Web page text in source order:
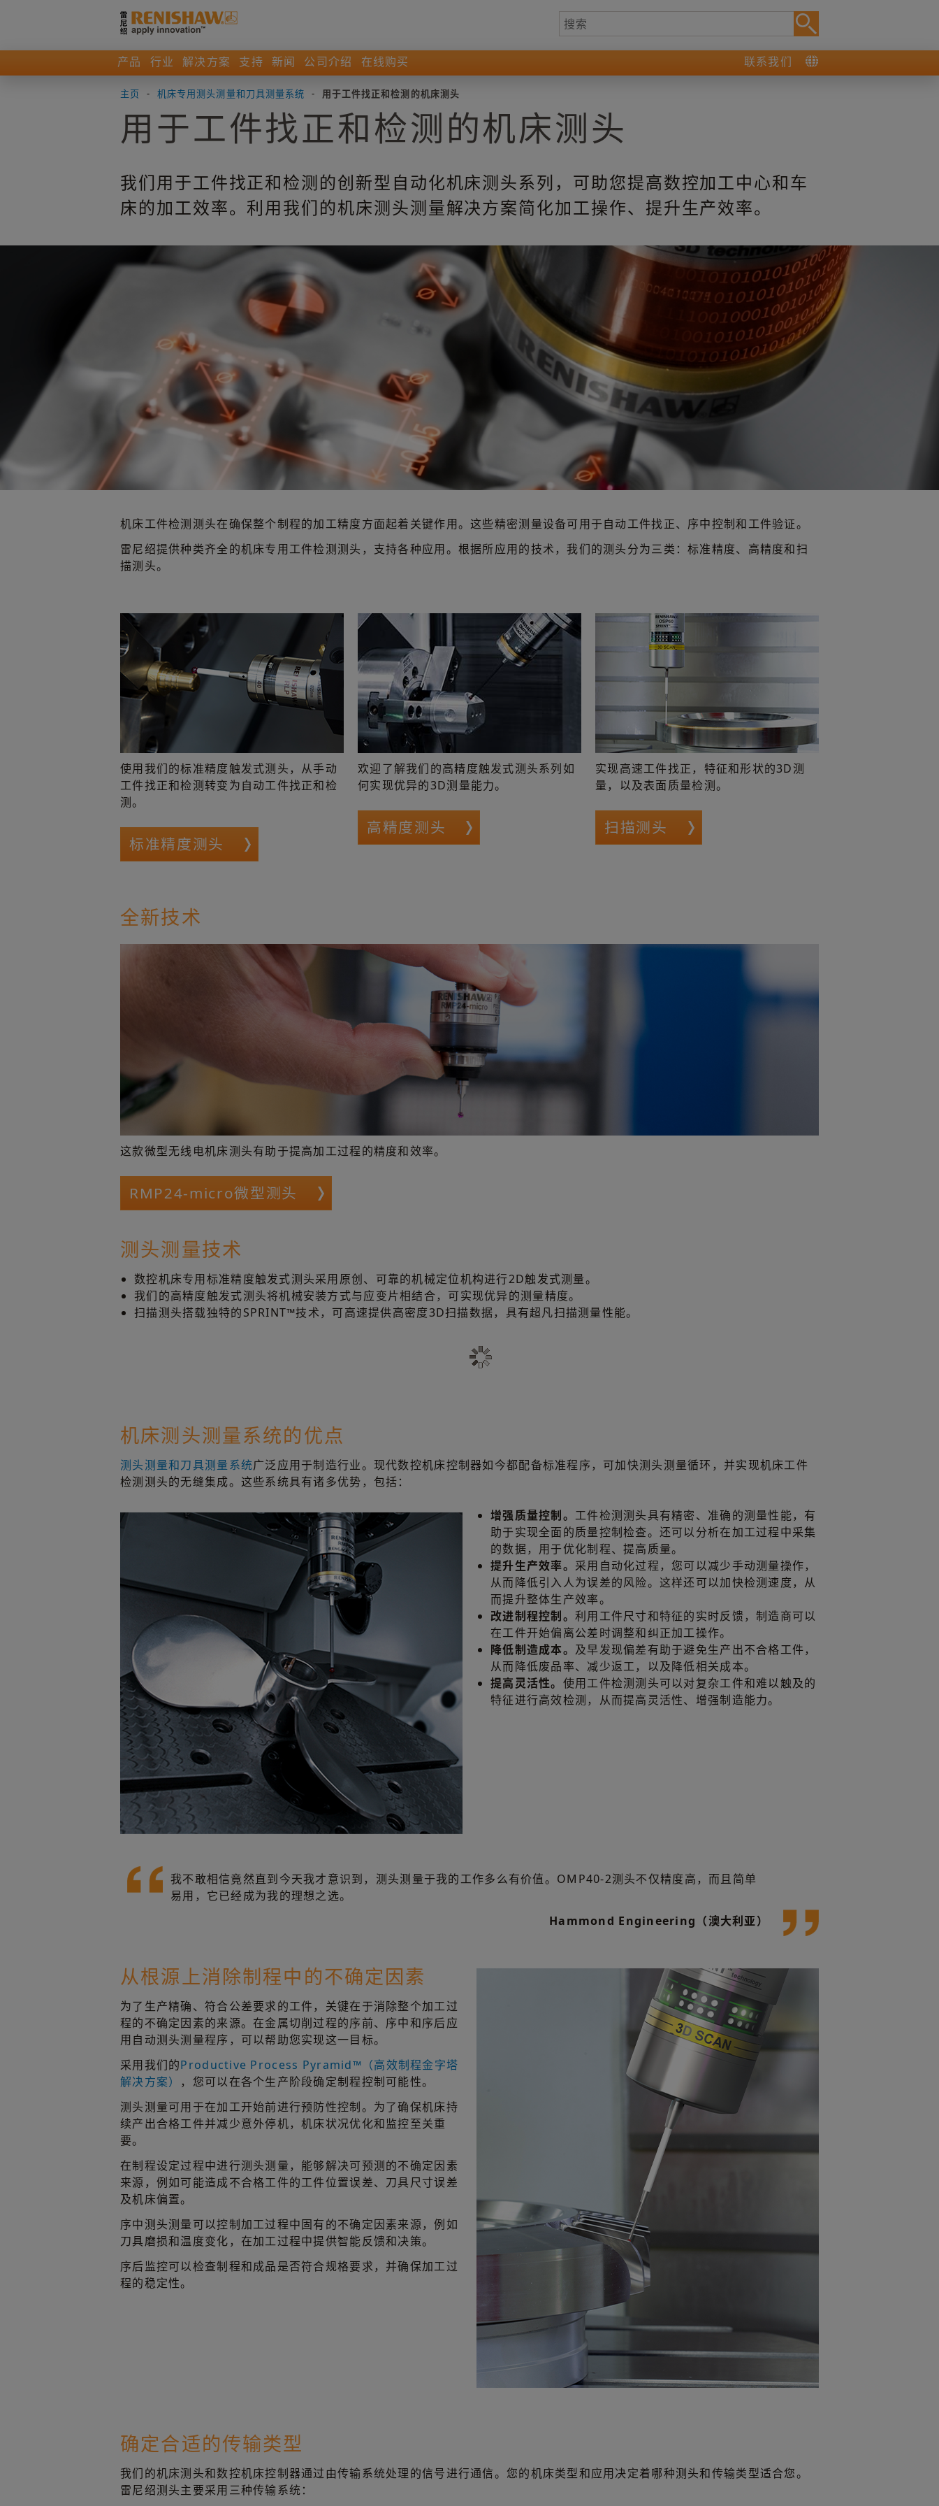
产品 行业 解决方案 支持 新闻 公司介绍 在线购买 联系我们
主页 - 机床专用测头测量和刀具测量系统 - 用于工件找正和检测的机床测头
用于工件找正和检测的机床测头
我们用于工件找正和检测的创新型自动化机床测头系列，可助您提高数控加工中心和车
床的加工效率。利用我们的机床测头测量解决方案简化加工操作、提升生产效率。
机床工件检测测头在确保整个制程的加工精度方面起着关键作用。这些精密测量设备可用于自动工件找正、序中控制和工件验证。
雷尼绍提供种类齐全的机床专用工件检测测头，支持各种应用。根据所应用的技术，我们的测头分为三类：标准精度、高精度和扫
描测头。
使用我们的标准精度触发式测头，从手动
工件找正和检测转变为自动工件找正和检
测。
标准精度测头
欢迎了解我们的高精度触发式测头系列如
何实现优异的3D测量能力。
高精度测头
实现高速工件找正，特征和形状的3D测
量，以及表面质量检测。
扫描测头
全新技术
这款微型无线电机床测头有助于提高加工过程的精度和效率。
RMP24-micro微型测头
测头测量技术
数控机床专用标准精度触发式测头采用原创、可靠的机械定位机构进行2D触发式测量。
我们的高精度触发式测头将机械安装方式与应变片相结合，可实现优异的测量精度。
扫描测头搭载独特的SPRINT™技术，可高速提供高密度3D扫描数据，具有超凡扫描测量性能。
机床测头测量系统的优点
测头测量和刀具测量系统广泛应用于制造行业。现代数控机床控制器如今都配备标准程序，可加快测头测量循环，并实现机床工件
检测测头的无缝集成。这些系统具有诸多优势，包括：
增强质量控制。 工件检测测头具有精密、准确的测量性能，有
助于实现全面的质量控制检查。还可以分析在加工过程中采集
的数据，用于优化制程、提高质量。
提升生产效率。 采用自动化过程，您可以减少手动测量操作，
从而降低引入人为误差的风险。这样还可以加快检测速度，从
而提升整体生产效率。
改进制程控制。 利用工件尺寸和特征的实时反馈，制造商可以
在工件开始偏离公差时调整和纠正加工操作。
降低制造成本。 及早发现偏差有助于避免生产出不合格工件，
从而降低废品率、减少返工，以及降低相关成本。
提高灵活性。 使用工件检测测头可以对复杂工件和难以触及的
特征进行高效检测，从而提高灵活性、增强制造能力。
我不敢相信竟然直到今天我才意识到，测头测量于我的工作多么有价值。OMP40-2测头不仅精度高，而且简单
易用，它已经成为我的理想之选。
Hammond Engineering（澳大利亚）
从根源上消除制程中的不确定因素
为了生产精确、符合公差要求的工件，关键在于消除整个加工过
程的不确定因素的来源。在金属切削过程的序前、序中和序后应
用自动测头测量程序，可以帮助您实现这一目标。
采用我们的Productive Process Pyramid™（高效制程金字塔
解决方案）
，您可以在各个生产阶段确定制程控制可能性。
测头测量可用于在加工开始前进行预防性控制。为了确保机床持
续产出合格工件并减少意外停机，机床状况优化和监控至关重
要。
在制程设定过程中进行测头测量，能够解决可预测的不确定因素
来源，例如可能造成不合格工件的工件位置误差、刀具尺寸误差
及机床偏置。
序中测头测量可以控制加工过程中固有的不确定因素来源，例如
刀具磨损和温度变化，在加工过程中提供智能反馈和决策。
序后监控可以检查制程和成品是否符合规格要求，并确保加工过
程的稳定性。
确定合适的传输类型
我们的机床测头和数控机床控制器通过由传输系统处理的信号进行通信。您的机床类型和应用决定着哪种测头和传输类型适合您。
雷尼绍测头主要采用三种传输系统：